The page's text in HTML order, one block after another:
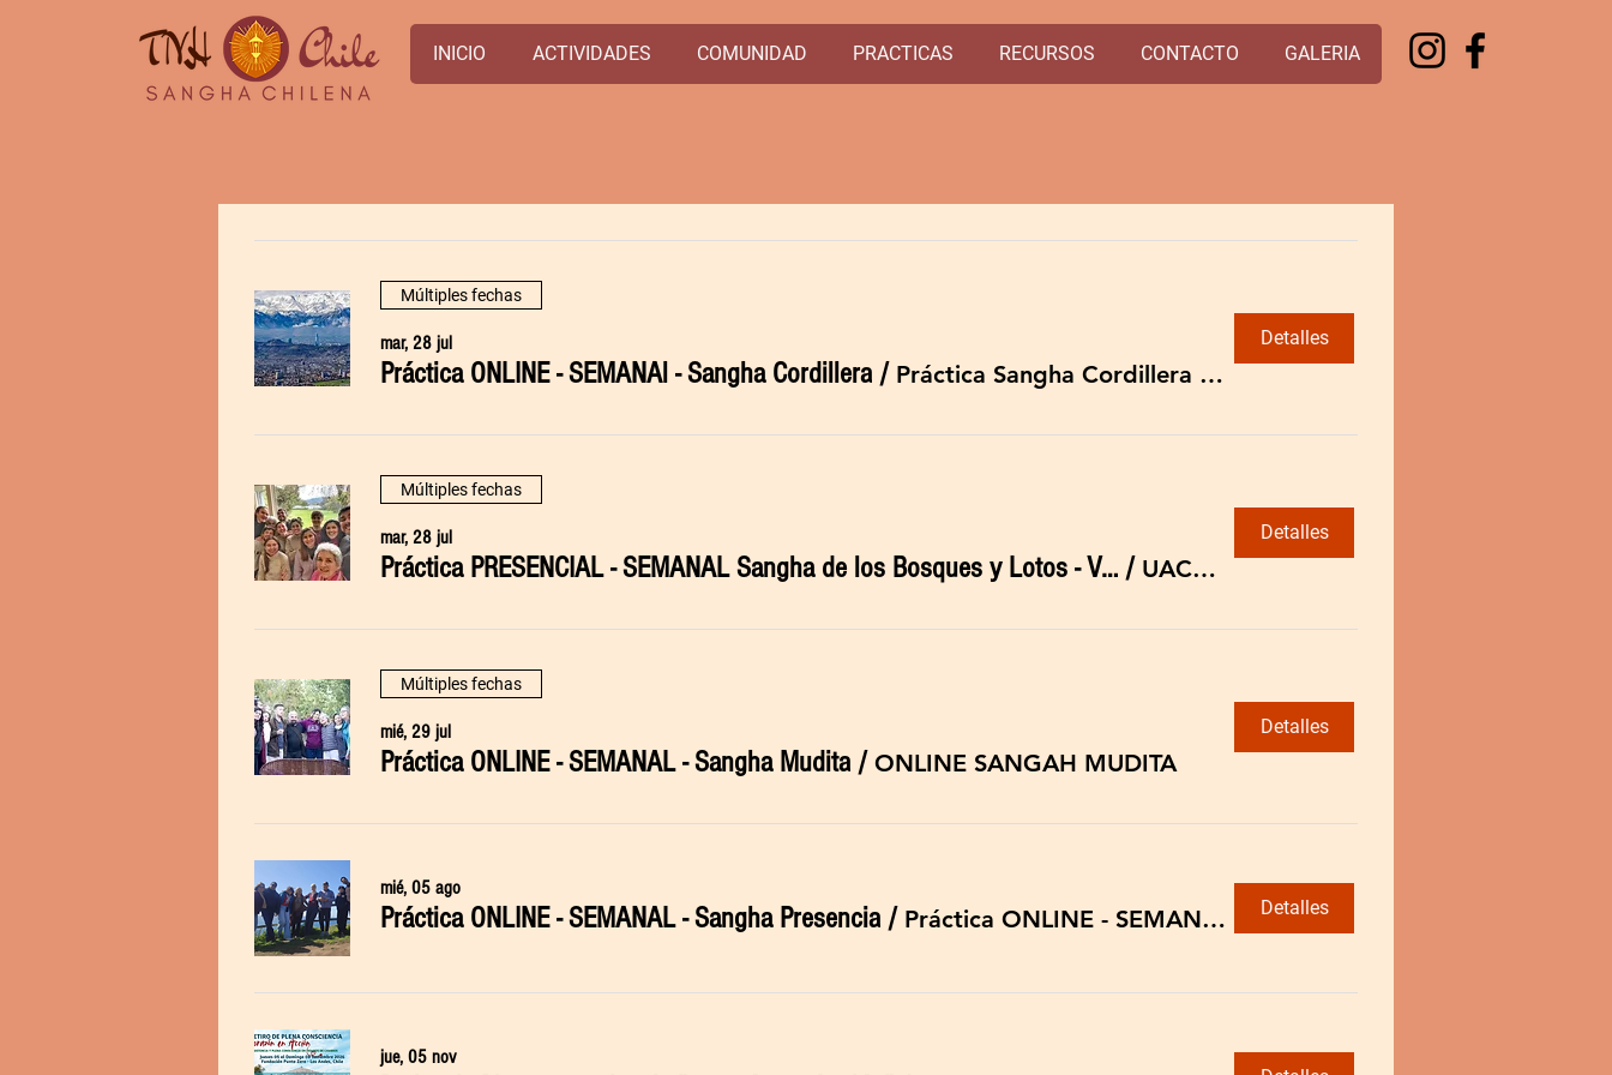
INICIO ACTIVIDADES COMUNIDAD PRACTICAS RECURSOS CONTACTO GALERIA
Múltiples fechas
mar, 28 jul
Práctica ONLINE - SEMANAl - Sangha Cordillera / Práctica Sangha Cordillera RM
Detalles
Múltiples fechas
mar, 28 jul
Práctica PRESENCIAL - SEMANAL Sangha de los Bosques y Lotos - Valdivia / UACH Isla Teja - Ed. Biomédicas Sala 101
Detalles
Múltiples fechas
mié, 29 jul
Práctica ONLINE - SEMANAL - Sangha Mudita / ONLINE SANGAH MUDITA
Detalles
mié, 05 ago
Práctica ONLINE - SEMANAL - Sangha Presencia / Práctica ONLINE - SEMANAL Detalles
jue, 05 nov